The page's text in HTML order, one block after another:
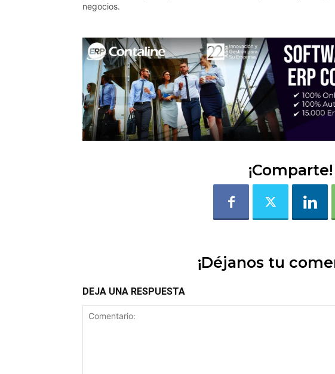
negocios.
¡Comparte!
¡Déjanos tu
DEJA UNA RESPUESTA